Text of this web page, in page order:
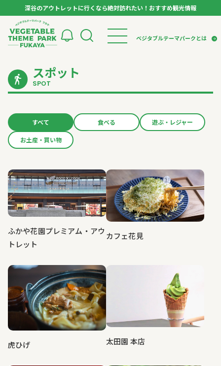
深谷のアウトレットに行くなら絶対訪れたい！おすすめ観光情報
ベジタブルテーマパークとは
トップページ
モデルコース
スポット
イベント
体験
特集記事
パートナー企業について
アンバサダー
お役立ち情報
スポット
SPOT
すべて 食べる 遊ぶ・レジャー
お土産・買い物
ふかや花園プレミアム・アウ
トレット
カフェ花見
虎ひげ 太田園 本店